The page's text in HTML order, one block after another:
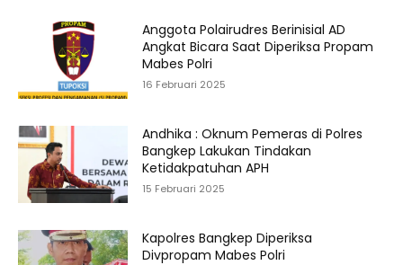
Anggota Polairudres Berinisial AD
Angkat Bicara Saat Diperiksa Propam
Mabes Polri
16 Februari 2025
Andhika : Oknum Pemeras di Polres
Bangkep Lakukan Tindakan
Ketidakpatuhan APH
15 Februari 2025
Kapolres Bangkep Diperiksa
Divpropam Mabes Polri